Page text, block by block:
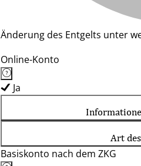
Änderung des Entgelts unter
Online-Konto
Ja
Art
Basiskonto nach dem ZKG